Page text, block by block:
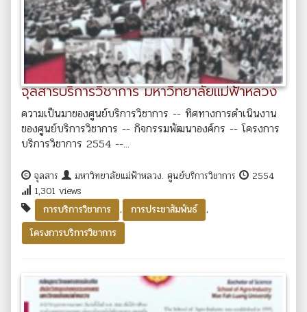
จุลสารบริการวิชาการ มหาวิทยาลัยแม่ฟ้าหลวง
ความเป็นมาของศูนย์บริการวิชาการ -- ทิศทางการดำเนินงาน
ของศูนย์บริการวิชาการ -- กิจกรรมพัฒนาองค์กร -- โครงการ
บริการวิชาการ 2554 --...
จุลสาร มหาวิทยาลัยแม่ฟ้าหลวง. ศูนย์บริการวิชาการ
2554
1,301 views
การบริการวิชาการ
, การประชาสัมพันธ์
,
โครงการบริการวิชาการ